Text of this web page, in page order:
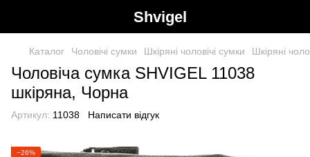
Shvigel
Каталог Чоловічі сумки Шкіряні чоловічі сумки Шкіряні
Чоловіча сумка SHVIGEL 11038
шкіряна, Чорна
Артикул: 11038 Написати відгук
−26%